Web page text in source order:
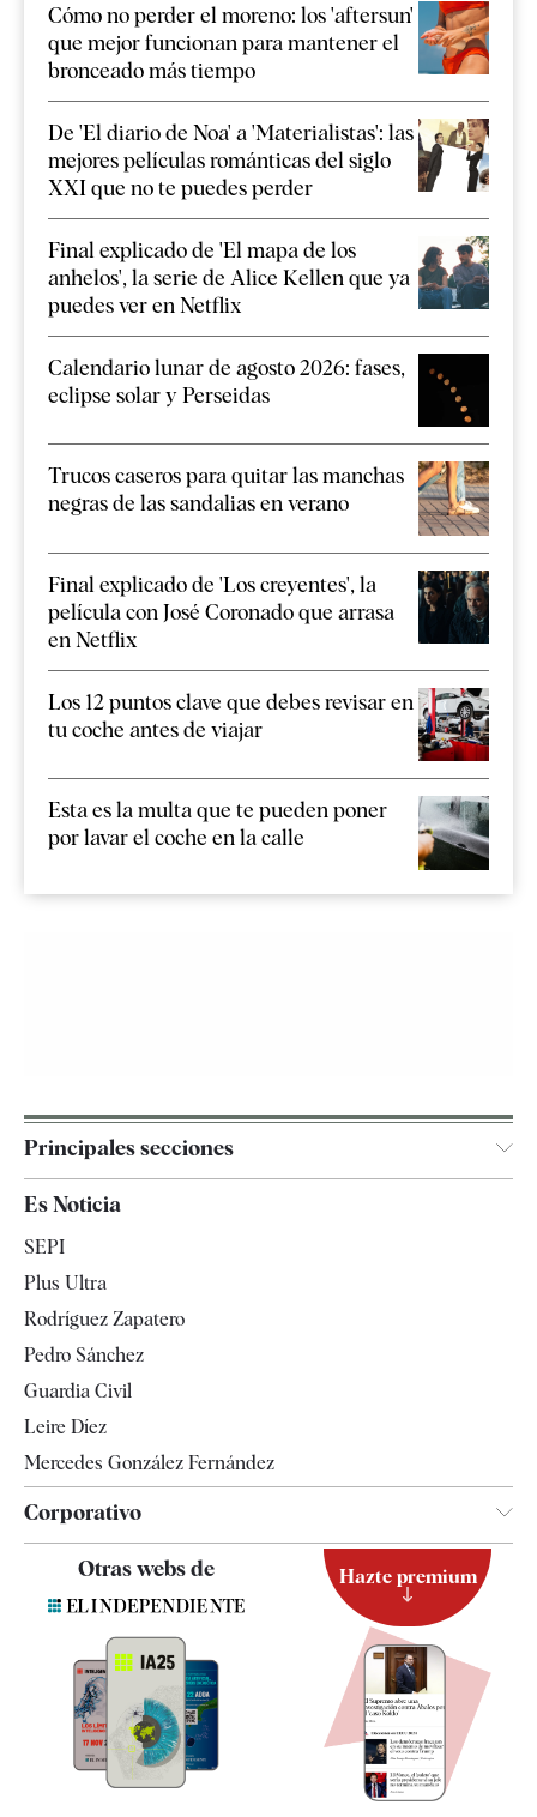
Cómo no perder el moreno: los 'aftersun'
que mejor funcionan para mantener el
bronceado más tiempo
De 'El diario de Noa' a 'Materialistas': las
mejores películas románticas del siglo
XXI que no te puedes perder
Final explicado de 'El mapa de los
anhelos', la serie de Alice Kellen que ya
puedes ver en Netflix
Calendario lunar de agosto 2026: fases,
eclipse solar y Perseidas
Trucos caseros para quitar las manchas
negras de las sandalias en verano
Final explicado de 'Los creyentes', la
película con José Coronado que arrasa
en Netflix
Los 12 puntos clave que debes revisar en
tu coche antes de viajar
Esta es la multa que te pueden poner
por lavar el coche en la calle
Principales secciones
Televisión
Es Noticia
SEPI
Plus Ultra
Rodríguez Zapatero
Pedro Sánchez
Guardia Civil
Leire Díez
Mercedes González Fernández
Corporativo
Quiénes somos
Especificaciones
Otras webs de Hazte premium